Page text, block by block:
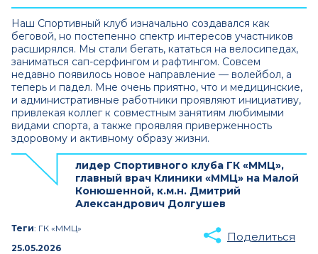
Наш Спортивный клуб изначально создавался как
беговой, но постепенно спектр интересов участников
расширялся. Мы стали бегать, кататься на велосипедах,
заниматься сап-серфингом и рафтингом. Совсем
недавно появилось новое направление — волейбол, а
теперь и падел. Мне очень приятно, что и медицинские,
и административные работники проявляют инициативу,
привлекая коллег к совместным занятиям любимыми
видами спорта, а также проявляя приверженность
здоровому и активному образу жизни.
лидер Спортивного клуба ГК «ММЦ»,
главный врач Клиники «ММЦ» на Малой
Конюшенной, к.м.н. Дмитрий
Александрович Долгушев
Теги: ГК «ММЦ»
25.05.2026
Поделиться